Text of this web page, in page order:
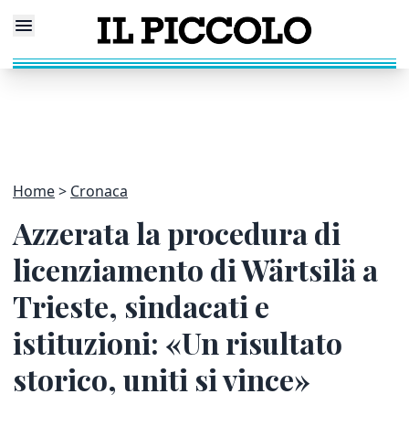
Home Cronaca
Azzerata la procedura di
licenziamento di Wärtsilä a
Trieste, sindacati e
istituzioni: «Un risultato
storico, uniti si vince»